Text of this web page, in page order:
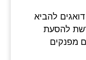
אנו דואגים להביא
להסעת
מפנקים